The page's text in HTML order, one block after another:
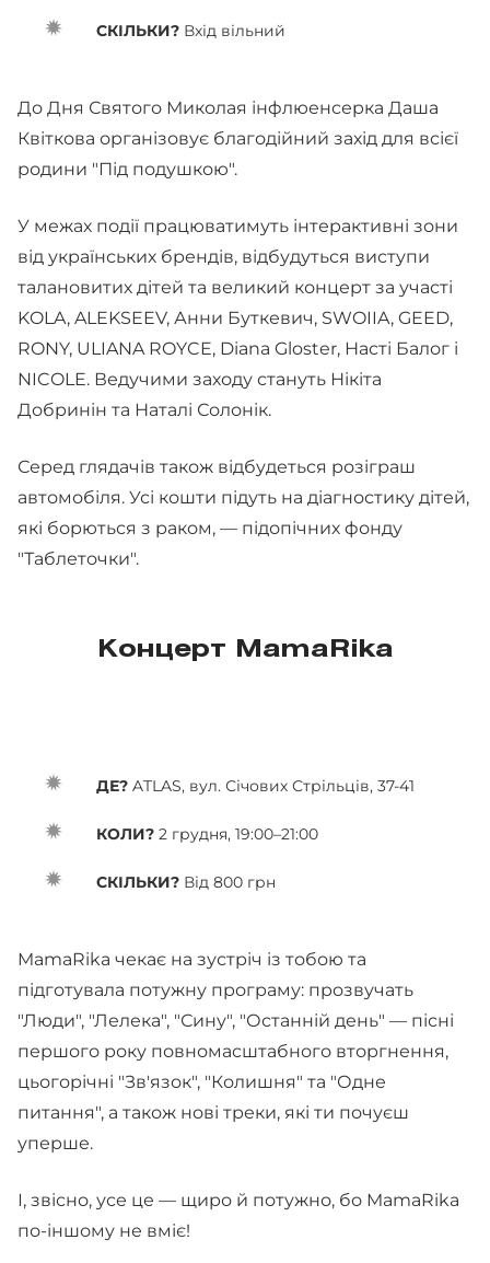
СКІЛЬКИ? Вхід вільний
До Дня Святого Миколая інфлюенсерка Даша
Квіткова організовує благодійний захід для всієї
родини "Під подушкою".
У межах події працюватимуть інтерактивні зони
від українських брендів, відбудуться виступи
талановитих дітей та великий концерт за участі
KOLA, ALEKSEEV, Анни Буткевич, SWOIIA, GEED,
RONY, ULIANA ROYCE, Diana Gloster, Насті Балог і
NICOLE. Ведучими заходу стануть Нікіта
Добринін та Наталі Солонік.
Серед глядачів також відбудеться розіграш
автомобіля. Усі кошти підуть на діагностику дітей,
які борються з раком, — підопічних фонду
"Таблеточки".
Концерт MamaRika
ДЕ? ATLAS, вул. Січових Стрільців, 37-41
КОЛИ? 2 грудня, 19:00–21:00
СКІЛЬКИ? Від 800 грн
MamaRika чекає на зустріч із тобою та
підготувала потужну програму: прозвучать
"Люди", "Лелека", "Сину", "Останній день" — пісні
першого року повномасштабного вторгнення,
цьогорічні "Зв'язок", "Колишня" та "Одне
питання", а також нові треки, які ти почуєш
уперше.
І, звісно, усе це — щиро й потужно, бо MamaRika
по-іншому не вміє!